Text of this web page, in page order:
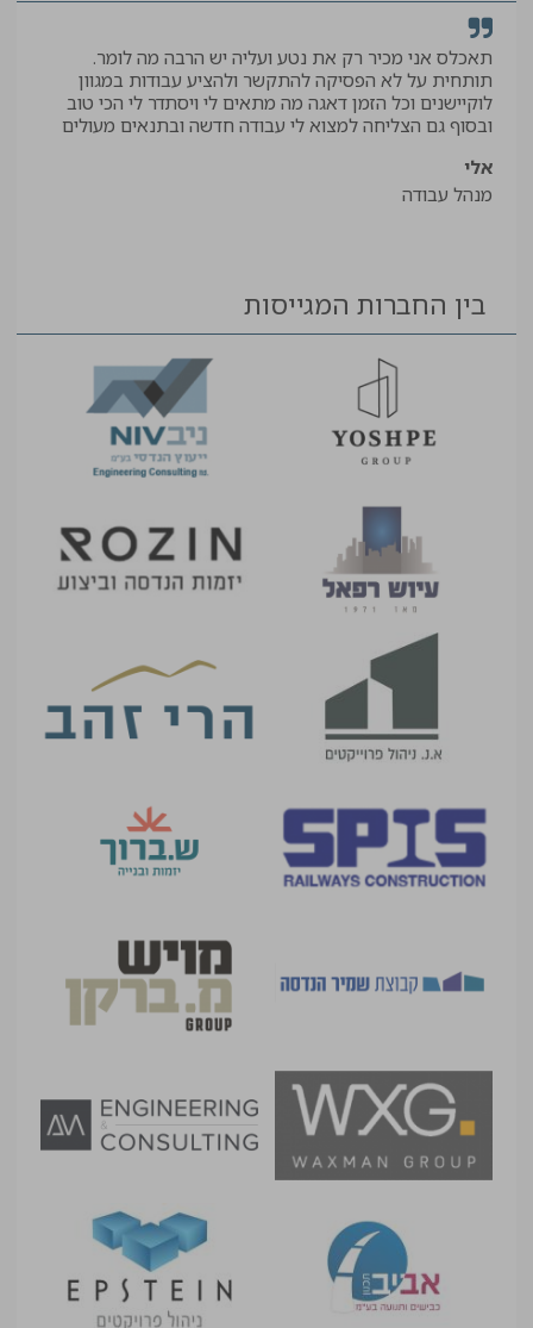
תאכלס אני מכיר רק את נטע ועליה יש הרבה מה לומר.
תותחית על לא הפסיקה להתקשר ולהציע עבודות במגוון
לוקיישנים וכל הזמן דאגה מה מתאים לי ויסתדר לי הכי טוב
ובסוף גם הצליחה למצוא לי עבודה חדשה ובתנאים מעולים
אלי
מנהל עבודה
בין החברות המגייסות